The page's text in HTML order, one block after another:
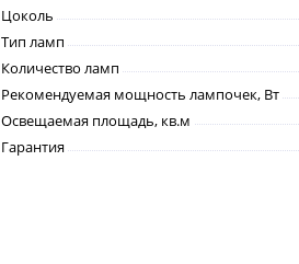
Цоколь
Тип ламп
Количество ламп
Рекомендуемая мощность лампочек, Вт
Освещаемая площадь, кв.м
Гарантия